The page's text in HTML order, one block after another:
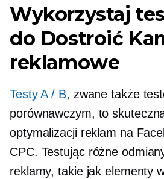
Wykorzystaj
do Dostroić
reklamowe
Testy A / B, zwane także
porównawczym, to
optymalizacji reklam na
CPC. Testując różne
reklamy, takie jak elementy